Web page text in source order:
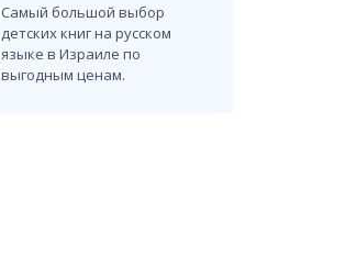
Самый большой выбор
детских книг на русском
языке в Израиле по
выгодным ценам.